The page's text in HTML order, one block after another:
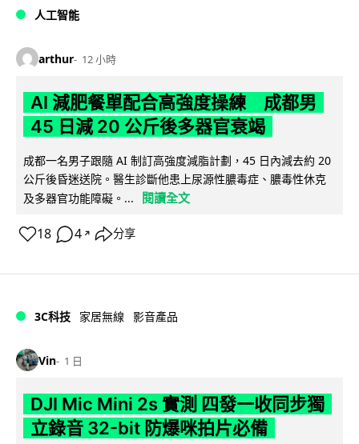
人工智能
arthur 12 小時
AI 減肥餐單配合高強度操練 成都男
45 日減 20 公斤後多器官衰竭
成都一名男子跟隨 AI 制訂高強度減脂計劃，45 日內減去約 20
公斤後昏迷送院。醫生診斷他患上尿源性膿毒症、膿毒性休克
及多器官功能障礙。...
閱讀全文
18 4 ↗ 分享
3C科技 家居無線 影音產品
Vin 1 日
DJI Mic Mini 2s 實測 四發一收同步獨
立錄音 32-bit 防爆咪拍片必備